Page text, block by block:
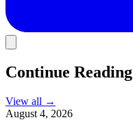
Continue Reading
View all →
August 4, 2026